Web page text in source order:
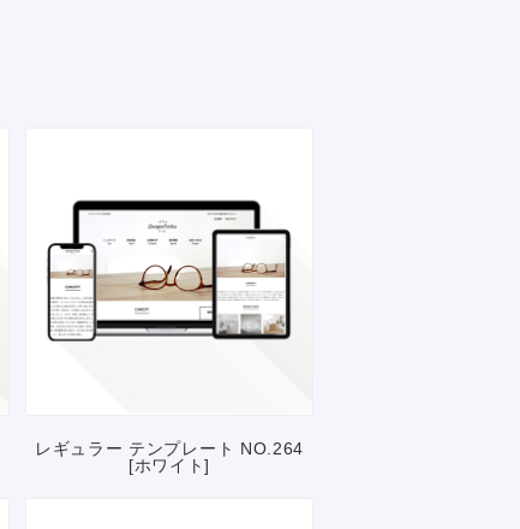
レギュラー テンプレート NO.264
[ホワイト]